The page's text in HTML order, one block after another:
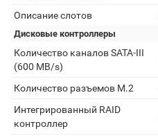
Описание слотов
Дисковые контроллеры
Количество каналов SATA-III
(600 MB/s)
Количество разъемов M.2
Интегрированный RAID
контроллер